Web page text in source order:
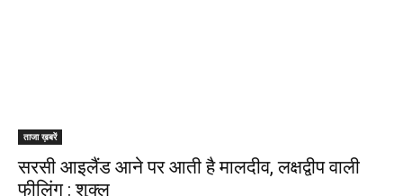
ताजा ख़बरें
सरसी आइलैंड आने पर आती है मालदीव, लक्षद्वीप वाली
फीलिंग : शुक्ल